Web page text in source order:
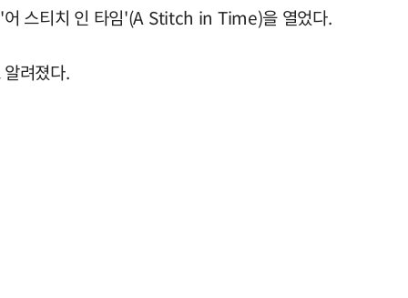
'어 스티치 인 타임'(A Stitch in Time)을 열었다.
려졌다.